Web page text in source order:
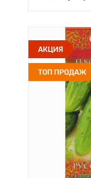
АКЦИЯ
ТОП ПРОДАЖ